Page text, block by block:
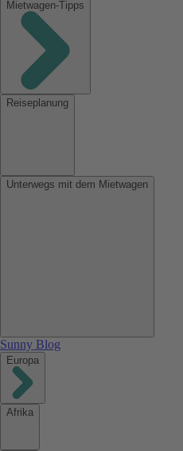
Mietwagen-Tipps
Reiseplanung
Unterwegs mit dem Mietwagen
Sunny Blog
Europa
Afrika